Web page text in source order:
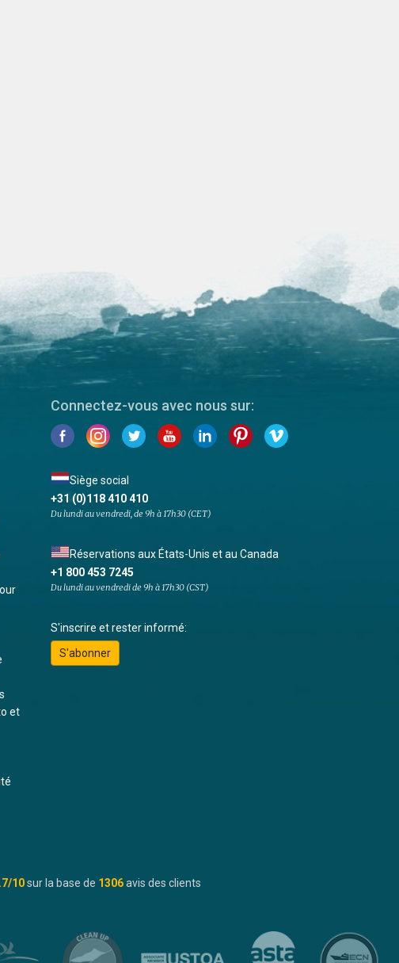
et
Connectez-vous avec nous sur:
Siège social
+31 (0)118 410 410
Du lundi au vendredi, de 9h à 17h30 (CET)
Réservations aux États-Unis et au Canada
+1 800 453 7245
Du lundi au vendredi de 9h à 17h30 (CST)
S'inscrire et rester informé:
S'abonner
/10sur la base de 1306avis des clients